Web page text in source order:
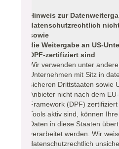
Hinweis zur
datenschutzrechtlich
sowie
die Weitergabe an US-
DPF-zertifiziert sind
Wir verwenden unter
Unternehmen mit Sitz in
sicheren Drittstaaten sowie
Anbieter nicht nach dem
Framework (DPF)
Tools aktiv sind, können
Daten in diese Staaten
verarbeitet werden. Wir
datenschutzrechtlich